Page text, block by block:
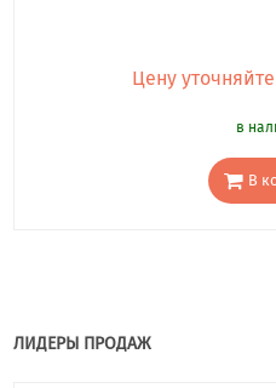
Цену
в
В
ЛИДЕРЫ ПРОДАЖ